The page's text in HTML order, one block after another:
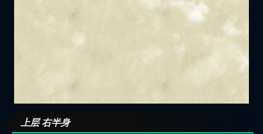
上层 右半身